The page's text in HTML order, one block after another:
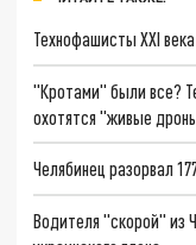
Технофашисты XXI века
"Кротами" были все?
охотятся "живые
Челябинец разорвал
Водителя "скорой" из